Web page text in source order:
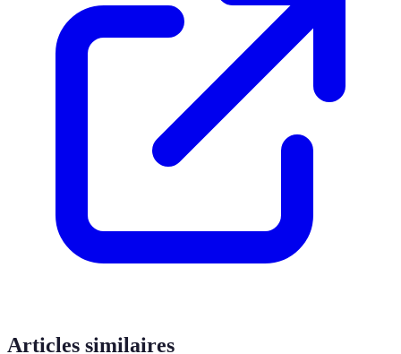
Articles similaires